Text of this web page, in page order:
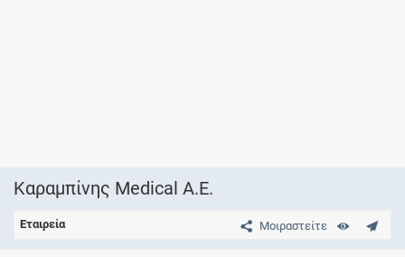
Καραμπίνης Medical Α.Ε.
Μοιραστείτε
Εταιρεία